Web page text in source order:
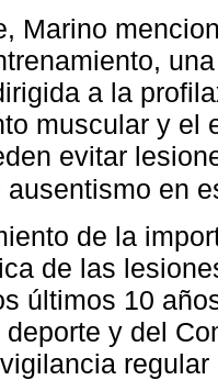
Marino
a la
muscular y el
evitar
ausentismo en
de la
de las
últimos 10
y del